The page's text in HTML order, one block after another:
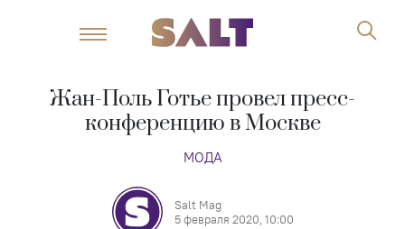
Жан-Поль Готье провел пресс-
конференцию в Москве
МОДА
Salt Mag
5 февраля 2020, 10:00